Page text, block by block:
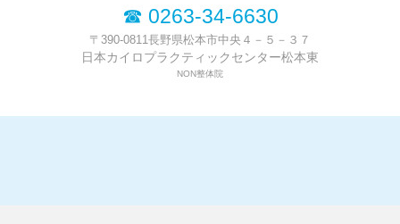
☎ 0263-34-6630
〒390-0811長野県松本市中央４－５－３７
日本カイロプラクティックセンター松本東
NON整体院